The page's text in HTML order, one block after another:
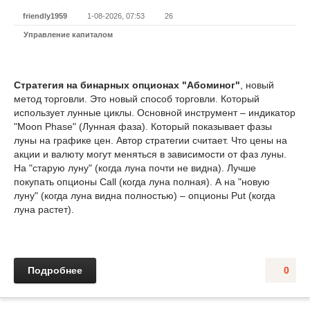
friendly1959 1-08-2026, 07:53 26
Управление капиталом
Стратегия на бинарных опционах "Абоминог" , новый
метод торговли. Это новый способ торговли. Который
использует лунные циклы. Основной инструмент – индикатор
"Moon Phase" (Лунная фаза). Который показывает фазы
луны на графике цен. Автор стратегии считает. Что цены на
акции и валюту могут меняться в зависимости от фаз луны.
На "старую луну" (когда луна почти не видна). Лучше
покупать опционы Call (когда луна полная). А на "новую
луну" (когда луна видна полностью) – опционы Put (когда
луна растет).
0
Подробнее